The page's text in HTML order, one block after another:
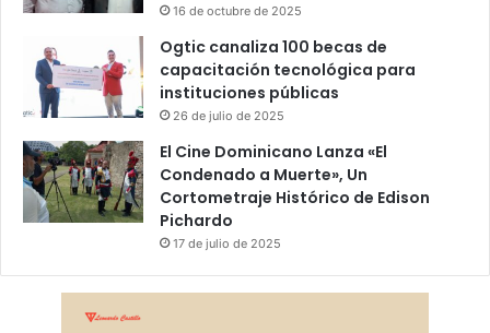
16 de octubre de 2025
Ogtic canaliza 100 becas de
capacitación tecnológica para
instituciones públicas
26 de julio de 2025
El Cine Dominicano Lanza «El
Condenado a Muerte», Un
Cortometraje Histórico de Edison
Pichardo
17 de julio de 2025